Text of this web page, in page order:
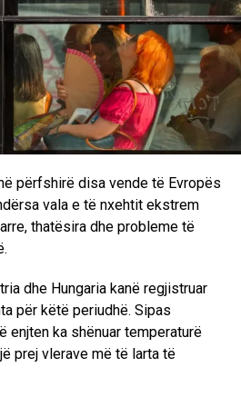
NATO-s, Mark Rutte, ka theksuar
të përcaktojnë qartë ofertat e
paqeje midis Rusisë dhe
plane konkrete dhe të bazuara në
parë se mund ta bëjmë këtë,”
NEGOCIATA
i Ukrainës: Rusia mund të
Europë liria e fjalës “po
përfshirë disa vende të Evropës
vala e të nxehtit ekstrem
thatësira dhe probleme të
dhe Hungaria kanë regjistruar
për këtë periudhë. Sipas
enjten ka shënuar temperaturë
prej vlerave më të larta të